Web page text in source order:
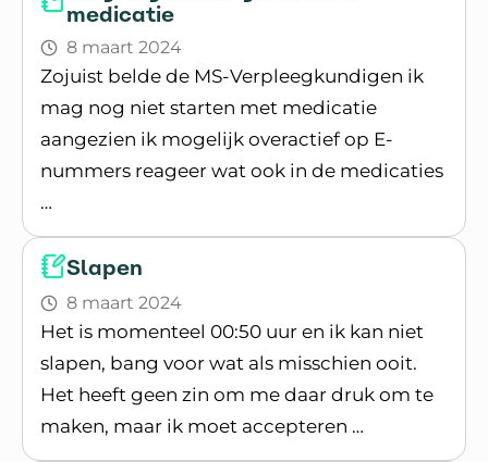
medicatie
8 maart 2024
Zojuist belde de MS-Verpleegkundigen ik
mag nog niet starten met medicatie
aangezien ik mogelijk overactief op E-
nummers reageer wat ook in de medicaties
…
Lees blogpost
Slapen
8 maart 2024
Het is momenteel 00:50 uur en ik kan niet
slapen, bang voor wat als misschien ooit.
Het heeft geen zin om me daar druk om te
maken, maar ik moet accepteren …
Lees blogpost